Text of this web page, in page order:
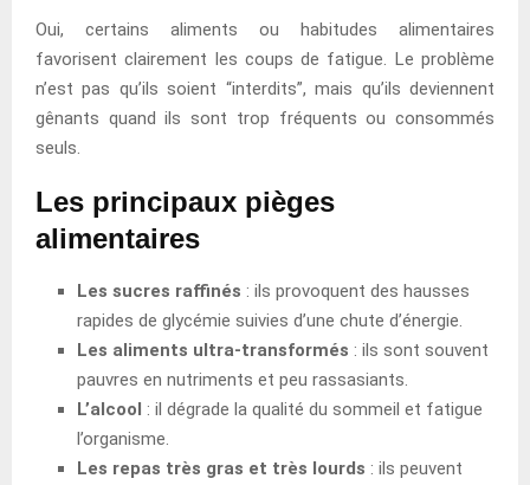
Oui, certains aliments ou habitudes alimentaires
favorisent clairement les coups de fatigue. Le problème
n’est pas qu’ils soient “interdits”, mais qu’ils deviennent
gênants quand ils sont trop fréquents ou consommés
seuls.
Les principaux pièges
alimentaires
Les sucres raffinés : ils provoquent des hausses
rapides de glycémie suivies d’une chute d’énergie.
Les aliments ultra-transformés : ils sont souvent
pauvres en nutriments et peu rassasiants.
L’alcool : il dégrade la qualité du sommeil et fatigue
l’organisme.
Les repas très gras et très lourds : ils peuvent